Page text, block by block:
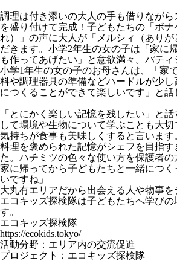
調理は付き添いの大人の手も借りながら
を盛り付けて完成！子どもたちの「ボ
れ）」の声に大人が「メルシィ（あり
だきます。小学2年生の女の子は「家に
も作ってあげたい」と意欲満々。パティ
小学1年生の女の子のお母さんは、「家
料や調理器具の準備などハードルが少
につくることができて楽しいです」と話
「とにかく楽しい記憶を残したい」と
して環境や生物について学ぶことも大切
気持ちが食事も美味しくすると言いま
料理を褒められた記憶がシェフを目指す
た。ハチミツの色々な使い方を保護者の
家に帰ってから子どもたちと一緒につ
いですね」
大丸有エリアだから出会える人や物事
エコキッズ探検隊は子どもたちへ学びの
す。
エコキッズ探検隊
https://ecokids.tokyo/
活動分野：エリア内の交流促進
プロジェクト： エコキッズ探検隊